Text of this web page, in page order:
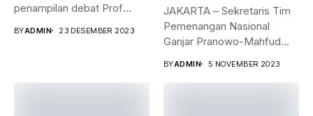
penampilan debat Prof
BYADMIN 23 DESEMBER 2023
JAKARTA – Sekretaris Tim
Pemenangan Nasional
Ganjar Pranowo-Mahfud
BYADMIN 5 NOVEMBER 2023